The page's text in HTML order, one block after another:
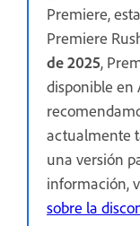
Premiere,
Premiere
de 2025,
disponible en
actualmente
una versión
información,
sobre la